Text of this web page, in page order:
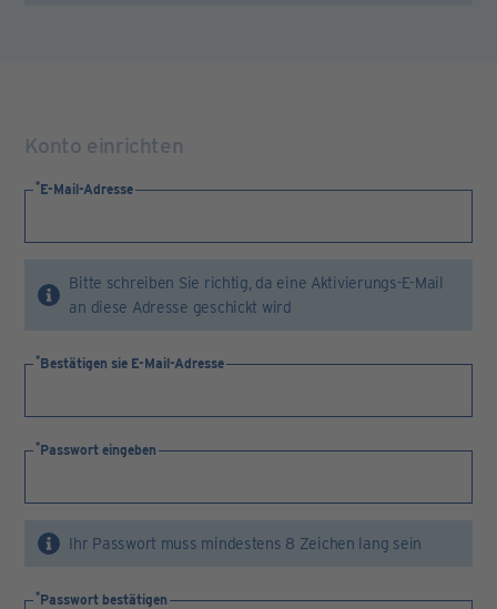
Konto einrichten
E-Mail-Adresse
Bitte schreiben Sie richtig, da eine Aktivierungs-E-Mail
an diese Adresse geschickt wird
Bestätigen sie E-Mail-Adresse
Passwort eingeben
Ihr Passwort muss mindestens 8 Zeichen lang sein
Passwort bestätigen